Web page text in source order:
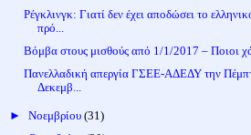
Ρέγκλινγκ: Γιατί δεν έχει αποδώσει το
πρό...
Βόμβα στους μισθούς από 1/1/2017 – Ποιοι
Πανελλαδική απεργία ΓΣΕΕ-ΑΔΕΔΥ την
Δεκεμβ...
► Νοεμβρίου (31)